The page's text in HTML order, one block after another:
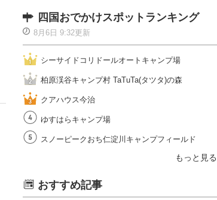
四国おでかけスポットランキング
8月6日 9:32更新
シーサイドコリドールオートキャンプ場
柏原渓谷キャンプ村 TaTuTa(タツタ)の森
クアハウス今治
ゆすはらキャンプ場
スノーピークおち仁淀川キャンプフィールド
もっと見る
おすすめ記事